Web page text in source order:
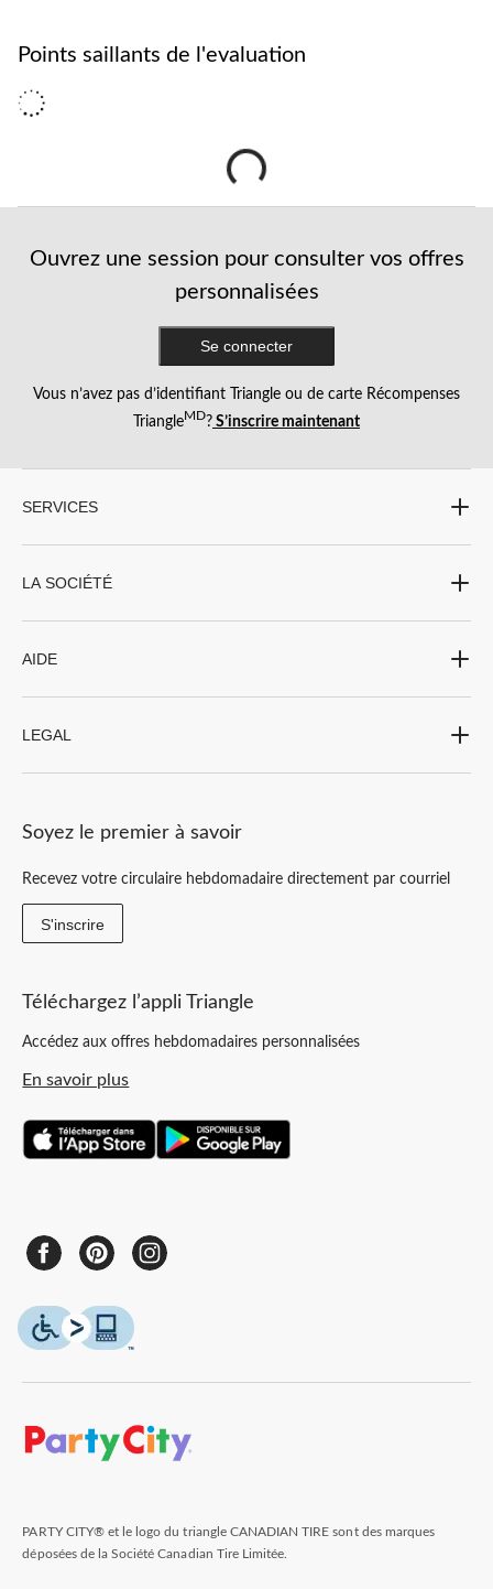
Points saillants de l'evaluation
Ouvrez une session pour consulter vos offres
personnalisées
Se connecter
Vous n’avez pas d’identifiant Triangle ou de carte Récompenses
TriangleMD? S’inscrire maintenant
SERVICES
LA SOCIÉTÉ
AIDE
LEGAL
Soyez le premier à savoir
Recevez votre circulaire hebdomadaire directement par courriel
S'inscrire
Téléchargez l’appli Triangle
Accédez aux offres hebdomadaires personnalisées
En savoir plus
PARTY CITY® et le logo du triangle CANADIAN TIRE sont des marques
déposées de la Société Canadian Tire Limitée.